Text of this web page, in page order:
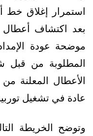
استمرار إغلاق خط
بعد اكتشاف أعطال
موضحة عودة
المطلوبة من
الأعطال المعلنة
عادة في تشغيل
وتوضح الخريطة